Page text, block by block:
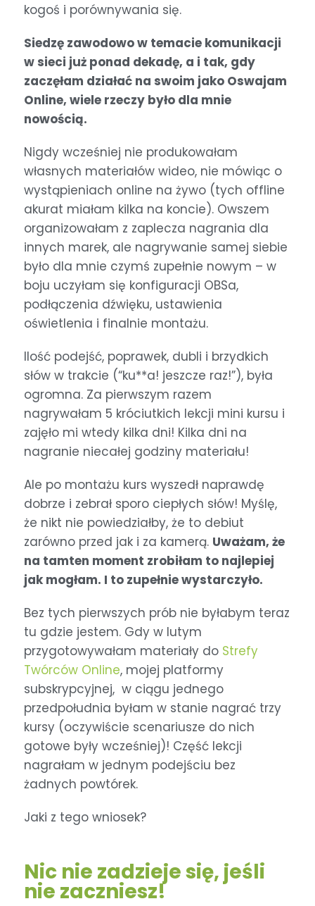
kogoś i porównywania się.
Siedzę zawodowo w temacie komunikacji
w sieci już ponad dekadę, a i tak, gdy
zaczęłam działać na swoim jako Oswajam
Online, wiele rzeczy było dla mnie
nowością.
Nigdy wcześniej nie produkowałam
własnych materiałów wideo, nie mówiąc o
wystąpieniach online na żywo (tych offline
akurat miałam kilka na koncie). Owszem
organizowałam z zaplecza nagrania dla
innych marek, ale nagrywanie samej siebie
było dla mnie czymś zupełnie nowym – w
boju uczyłam się konfiguracji OBSa,
podłączenia dźwięku, ustawienia
oświetlenia i finalnie montażu.
Ilość podejść, poprawek, dubli i brzydkich
słów w trakcie (“ku**a! jeszcze raz!”), była
ogromna. Za pierwszym razem
nagrywałam 5 króciutkich lekcji mini kursu i
zajęło mi wtedy kilka dni! Kilka dni na
nagranie niecałej godziny materiału!
Ale po montażu kurs wyszedł naprawdę
dobrze i zebrał sporo ciepłych słów! Myślę,
że nikt nie powiedziałby, że to debiut
zarówno przed jak i za kamerą. Uważam, że
na tamten moment zrobiłam to najlepiej
jak mogłam. I to zupełnie wystarczyło.
Bez tych pierwszych prób nie byłabym teraz
tu gdzie jestem. Gdy w lutym
przygotowywałam materiały do Strefy
Twórców Online, mojej platformy
subskrypcyjnej, w ciągu jednego
przedpołudnia byłam w stanie nagrać trzy
kursy (oczywiście scenariusze do nich
gotowe były wcześniej)! Część lekcji
nagrałam w jednym podejściu bez
żadnych powtórek.
Jaki z tego wniosek?
Nic nie zadzieje się, jeśli
nie zaczniesz!